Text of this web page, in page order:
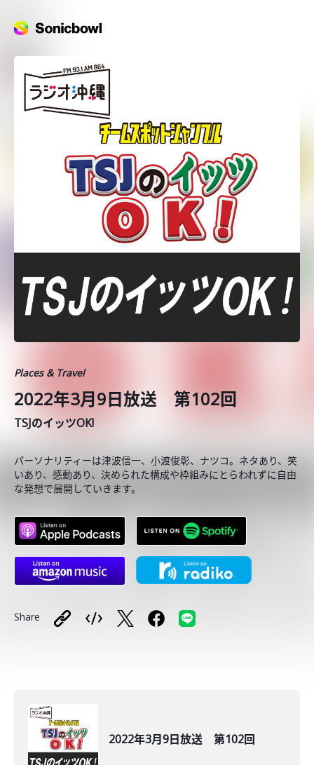
Places & Travel
2022年3月9日放送 第102回
TSJのイッツOK!
パーソナリティーは津波信一、小渡俊彰、ナツコ。ネタあり、笑
いあり、感動あり、決められた構成や枠組みにとらわれずに自由
な発想で展開していきます。
Share
2022年3月9日放送 第102回